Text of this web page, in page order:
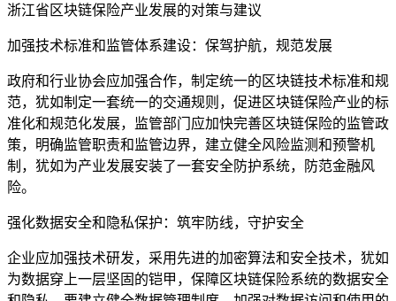
浙江省区块链保险产业发展的对策与建议
加强技术标准和监管体系建设：保驾护航，规范发展
政府和行业协会应加强合作，制定统一的区块链技术标准和规
范，犹如制定一套统一的交通规则，促进区块链保险产业的标
准化和规范化发展，监管部门应加快完善区块链保险的监管政
策，明确监管职责和监管边界，建立健全风险监测和预警机
制，犹如为产业发展安装了一套安全防护系统，防范金融风
险。
强化数据安全和隐私保护：筑牢防线，守护安全
企业应加强技术研发，采用先进的加密算法和安全技术，犹如
为数据穿上一层坚固的铠甲，保障区块链保险系统的数据安全